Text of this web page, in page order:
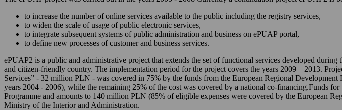
zarządzania Twoim kontem na ePUAP-ie,
korzystania z usług online udostępnionych na ePUAP-ie
składania podań i wniosków za pomocą formularzy
odbierania korespondencji doręczanej przez podmioty
Podstawę przetwarzania danych stanowią:
Rozporządzenie Parlamentu Europejskiego i Rady
fizycznych w związku z przetwarzaniem danych
to increase the number of online services available to the public including the registry services,
to widen the scale of usage of public electronic services,
to integrate subsequent systems of public administration and business on ePUAP portal,
to define new processes of customer and business services.
ePUAP2 is a public and administrative project that extends the set of functional services developed
and citizen-friendly country. The implementation period for the project covers the years 2009 – 2013.
Services” - 32 million PLN - was covered in 75% by the funds from the European Regional
years 2004 - 2006), while the remaining 25% of the cost was covered by a national co-financing.Funds
Programme and amounts to 140 million PLN (85% of eligible expenses were covered by the European
Ministry of the Interior and Administration.